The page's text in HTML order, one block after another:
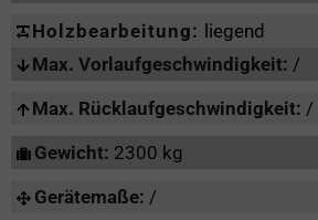
Holzbearbeitung: liegend
Max. Vorlaufgeschwindigkeit: /
Max. Rücklaufgeschwindigkeit: /
Gewicht: 2300 kg
Gerätemaße: /